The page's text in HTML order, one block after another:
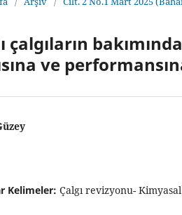
çalgıların
ve
Kelimeler: Çalgı revizyonu-